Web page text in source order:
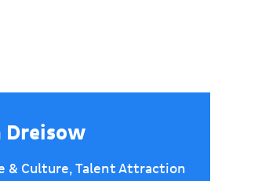
Dreisow
& Culture, Talent Attraction